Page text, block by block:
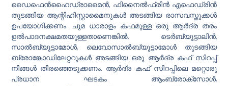
ഡൈഫെൻഹൈഡ്രാമൈൻ, ഫിനൈൽഫ്രിൻ എഫെഡ്രിൻ
തുടങ്ങിയ ആന്റിഹിസ്റ്റാമൈനുകൾ അടങ്ങിയ രാസവസ്തുക്കൾ
ഉപയോഗിക്കണം. ചുമ ധാരാളം കഫമുള്ള ഒരു ആർദ്ര തരം
ഉൽ‌പാദനക്ഷമതയുള്ളതാണെങ്കിൽ, ടെർബ്യൂട്ടാലിൻ,
സാൽബ്യൂട്ടാമോൾ, ലെവോസാൽബ്യൂട്ടാമോൾ തുടങ്ങിയ
ബ്രോങ്കോഡിലേറ്ററുകൾ അടങ്ങിയ ഒരു ആർദ്ര കഫ് സിറപ്പ്
നിങ്ങൾ തിരഞ്ഞെടുക്കണം. ആർദ്ര കഫ് സിറപ്പിലെ മറ്റൊരു
പ്രധാന ഘടകം ആംബ്രോക്സോൾ,